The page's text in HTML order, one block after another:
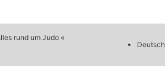
rund um Judo «
Deutsch